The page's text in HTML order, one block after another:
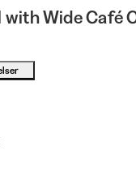
Wide Café